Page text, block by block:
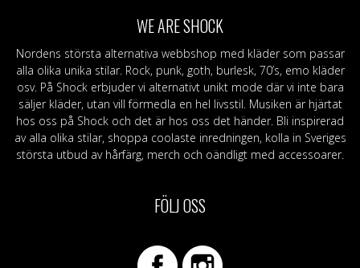
WE ARE SHOCK
Nordens största alternativa webbshop med kläder som passar
alla olika unika stilar. Rock, punk, goth, burlesk, 70’s, emo kläder
osv. På Shock erbjuder vi alternativt unikt mode där vi inte bara
säljer kläder, utan vill förmedla en hel livsstil. Musiken är hjärtat
hos oss på Shock och det är hos oss det händer. Bli inspirerad
av alla olika stilar, shoppa coolaste inredningen, kolla in Sveriges
största utbud av hårfärg, merch och oändligt med accessoarer.
FÖLJ OSS